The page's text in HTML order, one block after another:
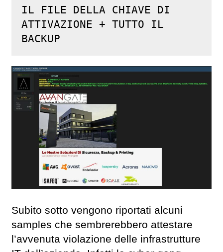
IL FILE DELLA CHIAVE DI
ATTIVAZIONE + TUTTO IL
BACKUP
Subito sotto vengono riportati alcuni
samples che sembrerebbero attestare
l’avvenuta violazione delle infrastrutture